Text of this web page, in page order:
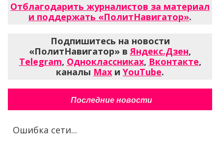
Отблагодарить журналистов за материал
и поддержать «ПолитНавигатор».
Подпишитесь на новости
«ПолитНавигатор» вЯндекс.Дзен,
Telegram, Одноклассниках, Вконтакте,
каналы Max и YouTube.
Последние новости
Ошибка сети...